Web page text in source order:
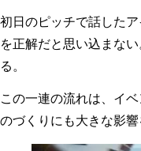
初日のピッチで話した
を正解だと思い込まな
る。
この一連の流れは、イ
のづくりにも大きな影響